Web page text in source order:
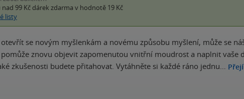
99 Kč dárek zdarma v hodnotě 19 Kč
listy
se novým myšlenkám a novému způsobu myšlení, může se
znovu objevit zapomenutou vnitřní moudrost a naplnit vaše
zkušenosti budete přitahovat. Vytáhněte si každé ráno jednu…